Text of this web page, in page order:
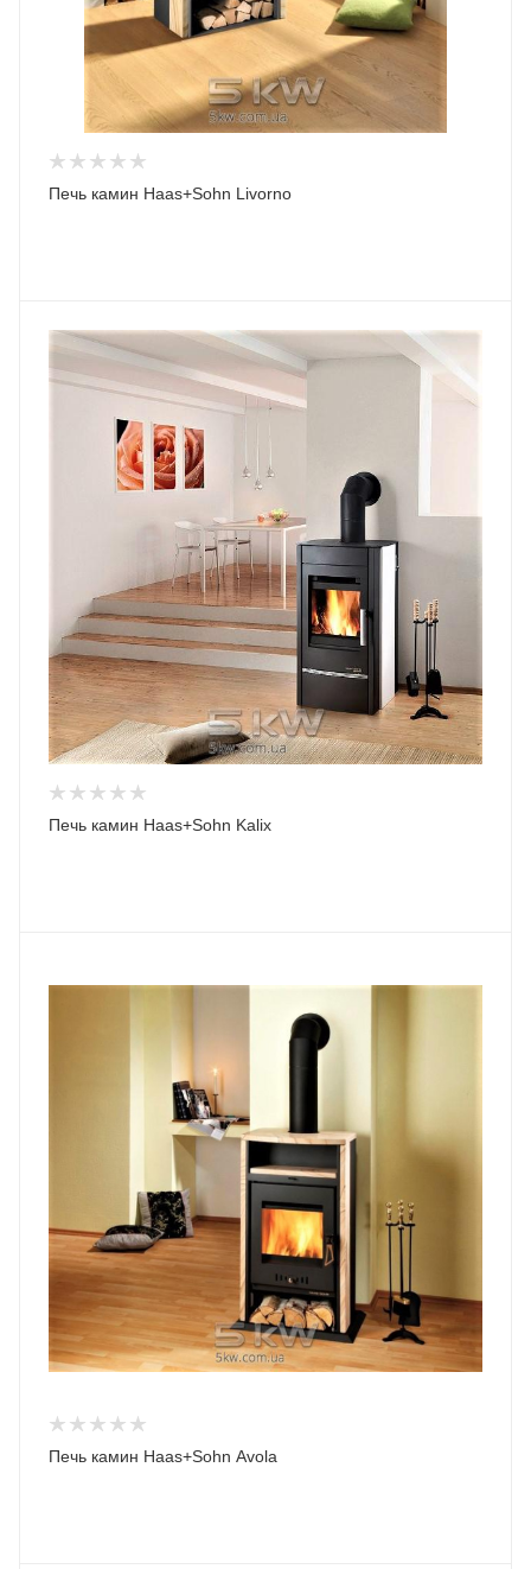
Печь камин Haas+Sohn Livorno
Печь камин Haas+Sohn Kalix
Печь камин Haas+Sohn Avola